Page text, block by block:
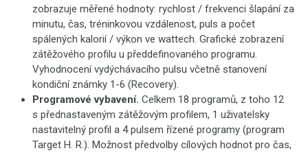
zobrazuje měřené hodnoty: rychlost / frekvenci šlapání za
minutu, čas, tréninkovou vzdálenost, puls a počet
spálených kalorií / výkon ve wattech. Grafické zobrazení
zátěžového profilu u předdefinovaného programu.
Vyhodnocení vydýchávacího pulsu včetně stanovení
kondiční známky 1-6 (Recovery).
Programové vybavení. Celkem 18 programů, z toho 12
s přednastaveným zátěžovým profilem, 1 uživatelsky
nastavitelný profil a 4 pulsem řízené programy (program
Target H. R.). Možnost předvolby cílových hodnot pro čas,